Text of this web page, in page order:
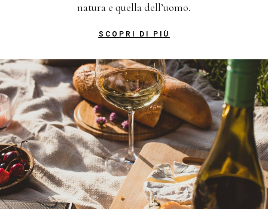
natura e quella dell’uomo.
SCOPRI DI PIÙ